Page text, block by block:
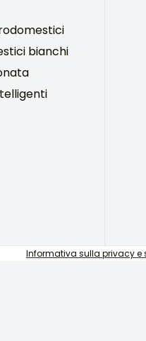
bianchi
Informativa sulla privacy e